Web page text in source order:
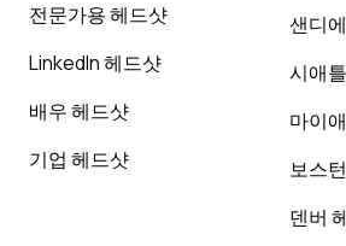
전문가용 헤드샷
LinkedIn 헤드샷
배우 헤드샷
기업 헤드샷
샌디
시애
마이
보스
덴버